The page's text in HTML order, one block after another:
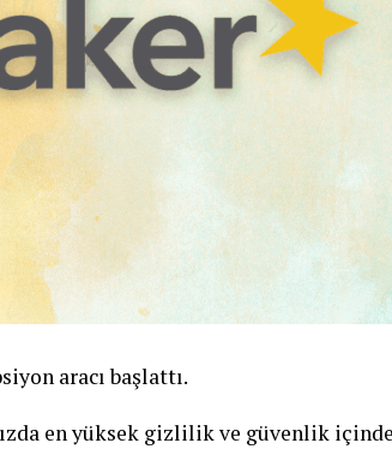
aracı başlattı.
en yüksek gizlilik ve güvenlik